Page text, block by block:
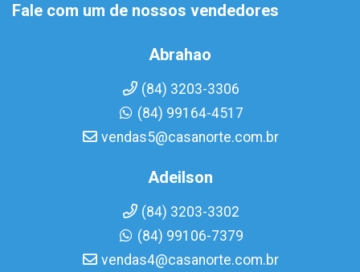
Fale com um de nossos vendedores
Abrahao
(84) 3203-3306
(84) 99164-4517
vendas5@casanorte.com.br
Adeilson
(84) 3203-3302
(84) 99106-7379
vendas4@casanorte.com.br